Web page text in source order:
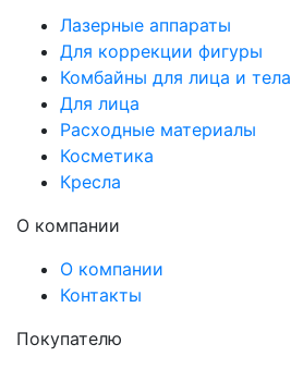
Лазерные аппараты
Для коррекции фигуры
Комбайны для лица и тела
Для лица
Расходные материалы
Косметика
Кресла
О компании
О компании
Контакты
Покупателю